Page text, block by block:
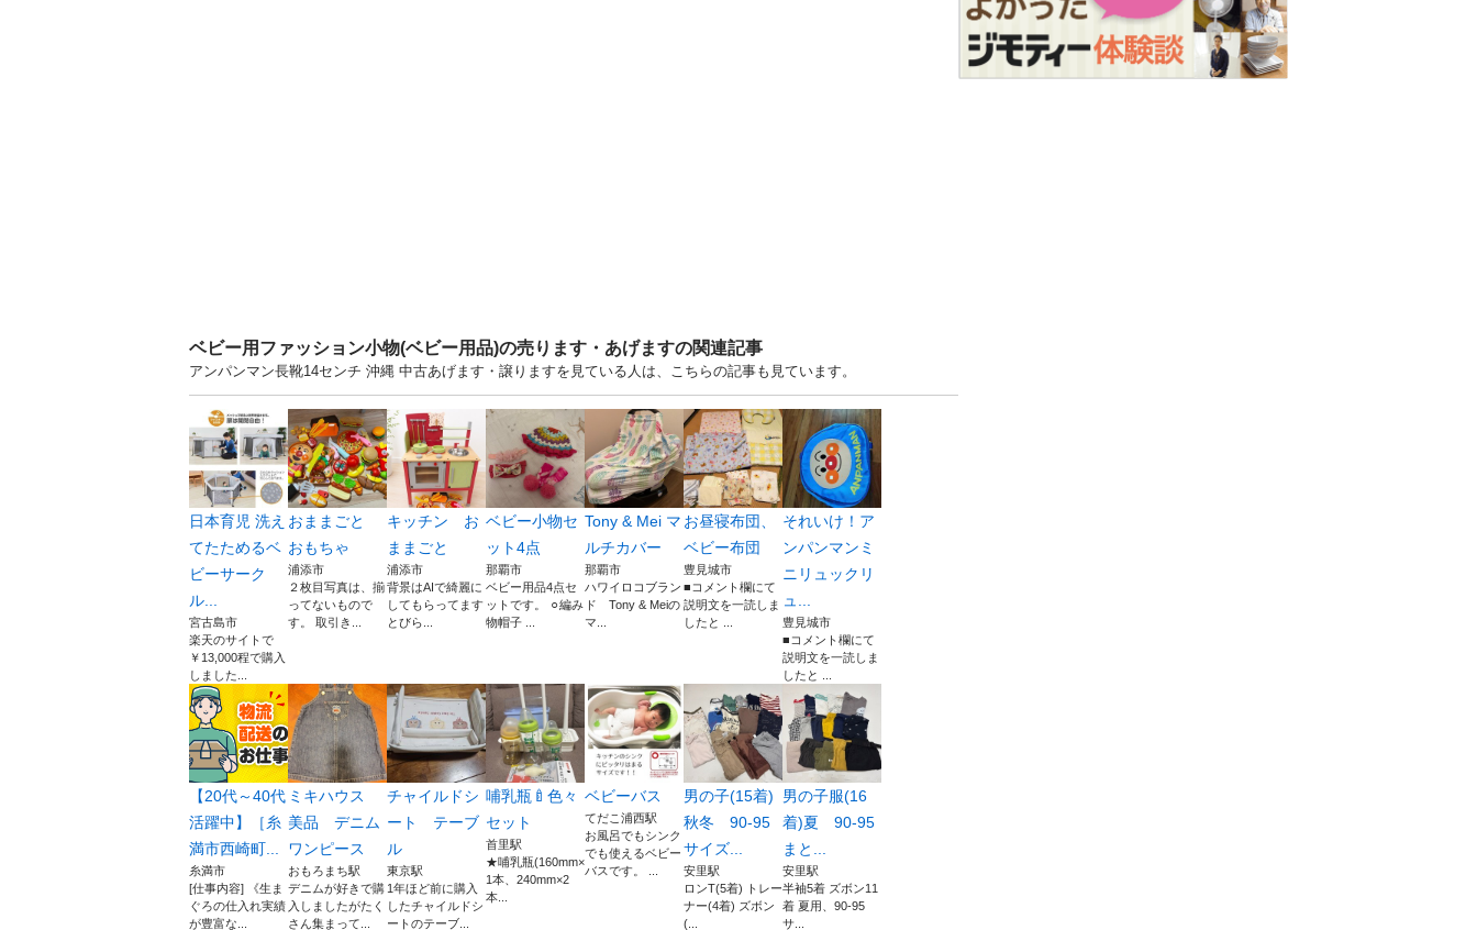
ベビー用ファッション小物(ベビー用品)の売ります・あげますの関連記事
アンパンマン長靴14センチ 沖縄 中古あげます・譲りますを見ている人は、こちらの記事も見ています。
日本育児 洗え
てたためるベ
ビーサーク
ル...
宮古島市
楽天のサイトで
￥13,000程で購入
しました...
おままごと
おもちゃ
浦添市
２枚目写真は、揃
ってないもので
す。 取引き...
キッチン お
ままごと
浦添市
背景はAIで綺麗に
してもらってます
とびら...
ベビー小物セ
ット4点
那覇市
ベビー用品4点セ
ットです。 ⚪︎編み
物帽子 ...
Tony & Mei マ
ルチカバー
那覇市
ハワイロコブラン
ド Tony & Meiの
マ...
お昼寝布団、
ベビー布団
豊見城市
■コメント欄にて
説明文を一読しま
したと ...
それいけ！ア
ンパンマンミ
ニリュックリ
ュ...
豊見城市
■コメント欄にて
説明文を一読しま
したと ...
【20代～40代
活躍中】［糸
満市西崎町...
糸満市
[仕事内容] 《生ま
ぐろの仕入れ実績
が豊富な...
ミキハウス
美品 デニム
ワンピース
おもろまち駅
デニムが好きで購
入しましたがたく
さん集まって...
チャイルドシ
ート テーブ
ル
東京駅
1年ほど前に購入
したチャイルドシ
ートのテーブ...
哺乳瓶🍼色々
セット
首里駅
★哺乳瓶(160mm×
1本、240mm×2
本...
ベビーバス
てだこ浦西駅
お風呂でもシンク
でも使えるベビー
バスです。 ...
男の子(15着)
秋冬 90-95
サイズ...
安里駅
ロンT(5着) トレー
ナー(4着) ズボン
(...
男の子服(16
着)夏 90-95
まと...
安里駅
半袖5着 ズボン11
着 夏用、90-95
サ...